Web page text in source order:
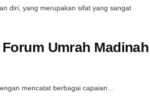
diri, yang merupakan sifat yang sangat
Umrah Madinah
mencatat berbagai capaian...